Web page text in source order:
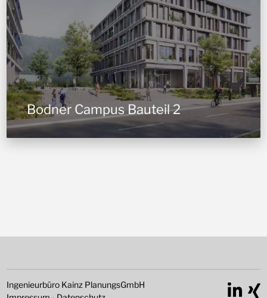
Bodner Campus Bauteil 2
Ingenieurbüro Kainz PlanungsGmbH